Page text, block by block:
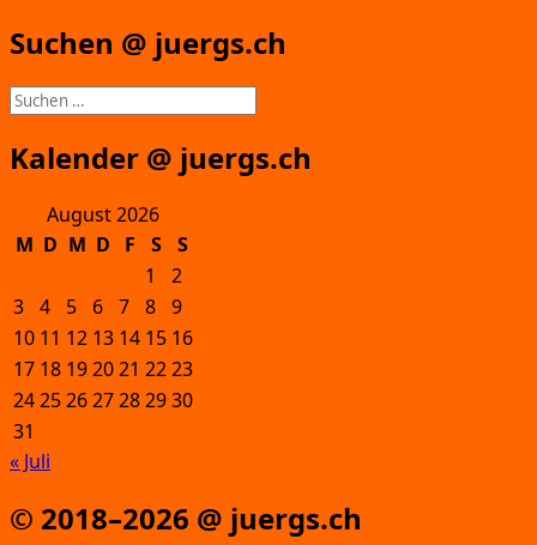
Suchen @ juergs.ch
Suchen
nach:
Kalender @ juergs.ch
August 2026
M D M D F S
S
1
2
3 4 5 6 7 8 9
10 11 12 13 14 15 16
17 18 192021 2223
24252627282930
31
« Juli
© 2018–2026 @ juergs.ch